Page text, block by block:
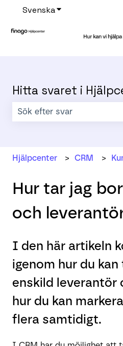
SvenskaVisa
Hitta svaret i
Hjälpcenter CRM
Hur tar jag
och
I den här artikeln
igenom hur du
enskild leverantör
hur du kan
flera samtidigt.